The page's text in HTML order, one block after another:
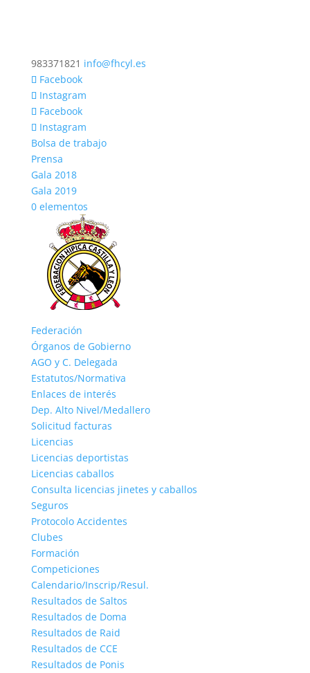
983371821 info@fhcyl.es
Facebook
Instagram
Facebook
Instagram
Bolsa de trabajo
Prensa
Gala 2018
Gala 2019
0 elementos
Federación
Órganos de Gobierno
AGO y C. Delegada
Estatutos/Normativa
Enlaces de interés
Dep. Alto Nivel/Medallero
Solicitud facturas
Licencias
Licencias deportistas
Licencias caballos
Consulta licencias jinetes y caballos
Seguros
Protocolo Accidentes
Clubes
Formación
Competiciones
Calendario/Inscrip/Resul.
Resultados de Saltos
Resultados de Doma
Resultados de Raid
Resultados de CCE
Resultados de Ponis